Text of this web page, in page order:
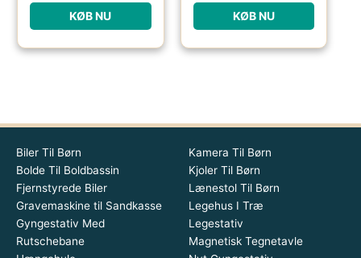
KØB NU KØB NU
Biler Til Børn
Bolde Til Boldbassin
Fjernstyrede Biler
Gravemaskine til Sandkasse
Gyngestativ Med
Rutschebane
Kamera Til Børn
Kjoler Til Børn
Lænestol Til Børn
Legehus I Træ
Legestativ
Magnetisk Tegnetavle